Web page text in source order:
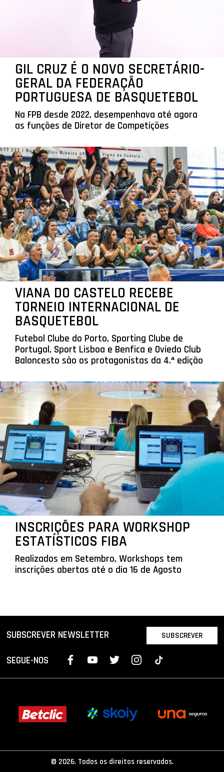
GIL CRUZ É O NOVO SECRETÁRIO-
GERAL DA FEDERAÇÃO
PORTUGUESA DE BASQUETEBOL
Na FPB desde 2022, desempenhava até agora
as funções de Diretor de Competições
VIANA DO CASTELO RECEBE
TORNEIO INTERNACIONAL DE
BASQUETEBOL
Futebol Clube do Porto, Sporting Clube de
Portugal, Sport Lisboa e Benfica e Oviedo Club
Baloncesto são os protagonistas da 4.ª edição
INSCRIÇÕES PARA WORKSHOP
ESTATÍSTICOS FIBA
Realizados em Setembro, Workshops tem
inscrições abertas até o dia 16 de Agosto
SUBSCREVER NEWSLETTER SUBSCREVER
SEGUE-NOS
© 2026. Todos os direitos reservados.